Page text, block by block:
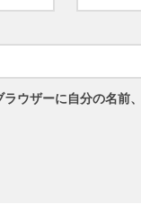
ウザーに自分の名前